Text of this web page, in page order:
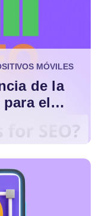
MÓVILES
de la
el